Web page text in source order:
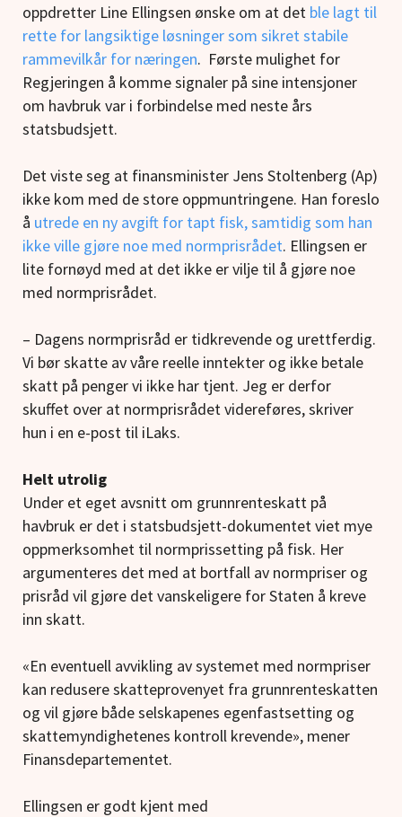
oppdretter Line Ellingsen ønske om at det ble lagt til
rette for langsiktige løsninger som sikret stabile
rammevilkår for næringen. Første mulighet for
Regjeringen å komme signaler på sine intensjoner
om havbruk var i forbindelse med neste års
statsbudsjett.
Det viste seg at finansminister Jens Stoltenberg (Ap)
ikke kom med de store oppmuntringene. Han foreslo
å utrede en ny avgift for tapt fisk, samtidig som han
ikke ville gjøre noe med normprisrådet. Ellingsen er
lite fornøyd med at det ikke er vilje til å gjøre noe
med normprisrådet.
– Dagens normprisråd er tidkrevende og urettferdig.
Vi bør skatte av våre reelle inntekter og ikke betale
skatt på penger vi ikke har tjent. Jeg er derfor
skuffet over at normprisrådet videreføres, skriver
hun i en e-post til iLaks.
Helt utrolig
Under et eget avsnitt om grunnrenteskatt på
havbruk er det i statsbudsjett-dokumentet viet mye
oppmerksomhet til normprissetting på fisk. Her
argumenteres det med at bortfall av normpriser og
prisråd vil gjøre det vanskeligere for Staten å kreve
inn skatt.
«En eventuell avvikling av systemet med normpriser
kan redusere skatteprovenyet fra grunnrenteskatten
og vil gjøre både selskapenes egenfastsetting og
skattemyndighetenes kontroll krevende», mener
Finansdepartementet.
Ellingsen er godt kjent med